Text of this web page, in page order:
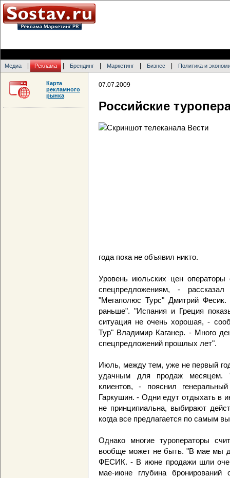
Медиа Реклама Брендинг Маркетинг Бизнес Политика и
07.07.2009
Российские
года пока не объявил никто.
Уровень июльских цен операторы
спецпредложениям, - рассказал
"Мегаполюс Турс" Дмитрий
раньше". "Испания и Греция
ситуация не очень хорошая, -
Тур" Владимир Каганер. - Много
спецпредложений прошлых лет".
Июль, между тем, уже не первый
удачным для продаж месяцем.
клиентов, - пояснил
Гаркушин. - Одни едут отдыхать в
не принципиальна, выбирают
когда все предлагается по самым
Однако многие туроператоры
вообще может не быть. "В мае мы
ФЕСИК. - В июне продажи шли
мае-июне глубина бронирований
Карта
рекламного
рынка